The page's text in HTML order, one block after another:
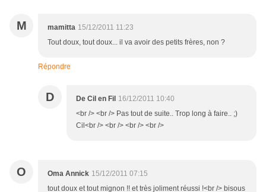
M mamitta 15/12/2011 11:23
Tout doux, tout doux... il va avoir des petits frères, non ?
Répondre
D De Cil en Fil 16/12/2011 10:40
<br /> <br /> Pas tout de suite.. Trop long à faire.. ;)
Cil<br /> <br /> <br /> <br />
O Oma Annick 15/12/2011 07:15
tout doux et tout mignon !! et très joliment réussi !<br /> bisous